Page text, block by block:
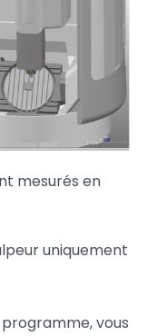
mesurés en
uniquement
vous